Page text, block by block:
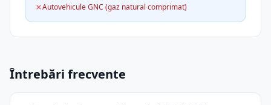
Autovehicule GNC (gaz natural comprimat)
Întrebări frecvente